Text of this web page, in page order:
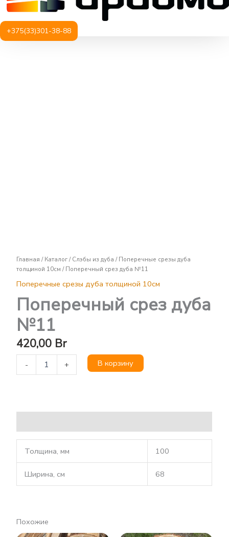
+375(33)301-38-88
Главная /Каталог/Слэбы из дуба /Поперечные срезы дуба
толщиной 10см / Поперечный срез дуба №11
Поперечные срезы дуба толщиной 10см
Поперечный срез дуба
№11
420,00 Br
- + В корзину
Толщина, мм 100
Ширина, см 68
Похожие